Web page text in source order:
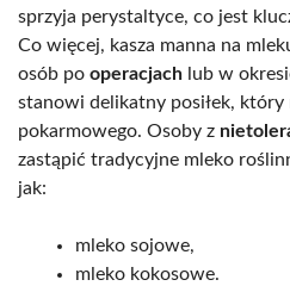
sprzyja perystaltyce, co jest
Co więcej, kasza manna na
osób po operacjach lub w
stanowi delikatny posiłek, który
pokarmowego. Osoby z
zastąpić tradycyjne mleko
jak:
mleko sojowe,
mleko kokosowe.